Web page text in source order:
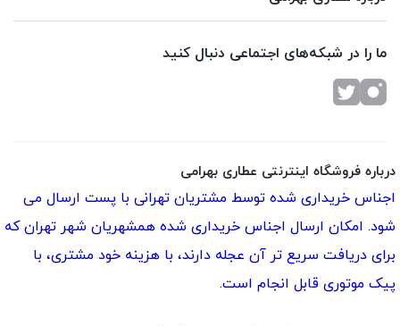
ما را در شبکه‌های اجتماعی دنبال کنید
درباره فروشگاه اینترنتی عطاری بهرامی
اجناس خریداری شده توسط مشتریان تهرانی با پست ارسال می
شود. امکان ارسال اجناس خریداری شده همشهریان شهر تهران که
برای دریافت سریع تر آن عجله دارند، با هزینه خود مشتری، با
پیک موتوری قابل انجام است.